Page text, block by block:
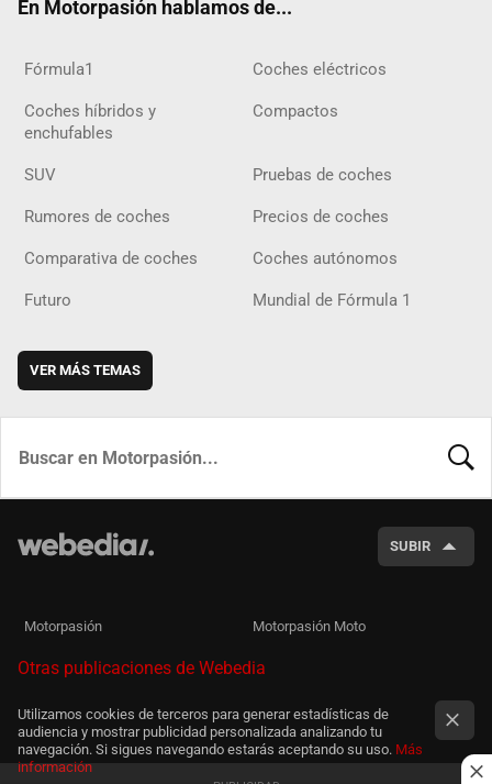
En Motorpasión hablamos de...
Fórmula1 Coches eléctricos
Coches híbridos y
enchufables
Compactos
SUV Pruebas de coches
Rumores de coches Precios de coches
Comparativa de coches Coches autónomos
Futuro Mundial de Fórmula 1
VER MÁS TEMAS
SUBIR
Motorpasión Motorpasión Moto
Otras publicaciones de Webedia
Utilizamos cookies de terceros para generar estadísticas de
audiencia y mostrar publicidad personalizada analizando tu
navegación. Si sigues navegando estarás aceptando su uso. Más
información